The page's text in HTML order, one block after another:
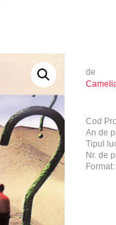
de
Cod
An de
Tipul
Nr. de
Format: